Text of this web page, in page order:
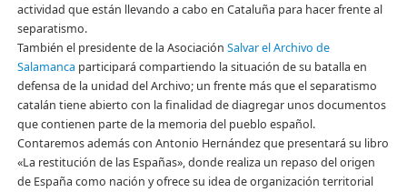
actividad que están llevando a cabo en Cataluña para hacer frente al
separatismo.
También el presidente de la Asociación Salvar el Archivo de
Salamanca participará compartiendo la situación de su batalla en
defensa de la unidad del Archivo; un frente más que el separatismo
catalán tiene abierto con la finalidad de diagregar unos documentos
que contienen parte de la memoria del pueblo español.
Contaremos además con Antonio Hernández que presentará su libro
«La restitución de las Españas», donde realiza un repaso del origen
de España como nación y ofrece su idea de organización territorial